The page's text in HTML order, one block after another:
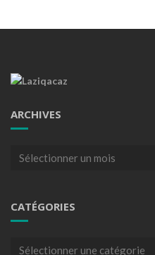
ARCHIVES
Archives
CATÉGORIES
Catégories